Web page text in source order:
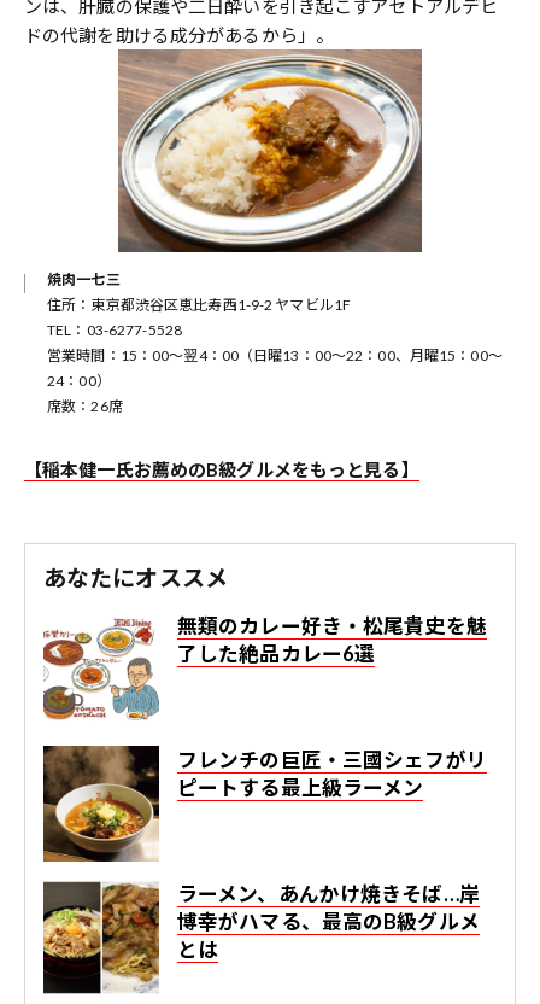
ンは、肝臓の保護や二日酔いを引き起こすアセトアルデヒ
ドの代謝を助ける成分があるから」。
焼肉一七三
住所：東京都渋谷区恵比寿西1-9-2 ヤマビル1F
TEL：03-6277-5528
営業時間：15：00～翌4：00（日曜13：00～22：00、月曜15：00～
24：00）
席数：26席
【稲本健一氏お薦めのB級グルメをもっと見る】
あなたにオススメ
無類のカレー好き・松尾貴史を魅
了した絶品カレー6選
フレンチの巨匠・三國シェフがリ
ピートする最上級ラーメン
ラーメン、あんかけ焼きそば…岸
博幸がハマる、最高のB級グルメ
とは